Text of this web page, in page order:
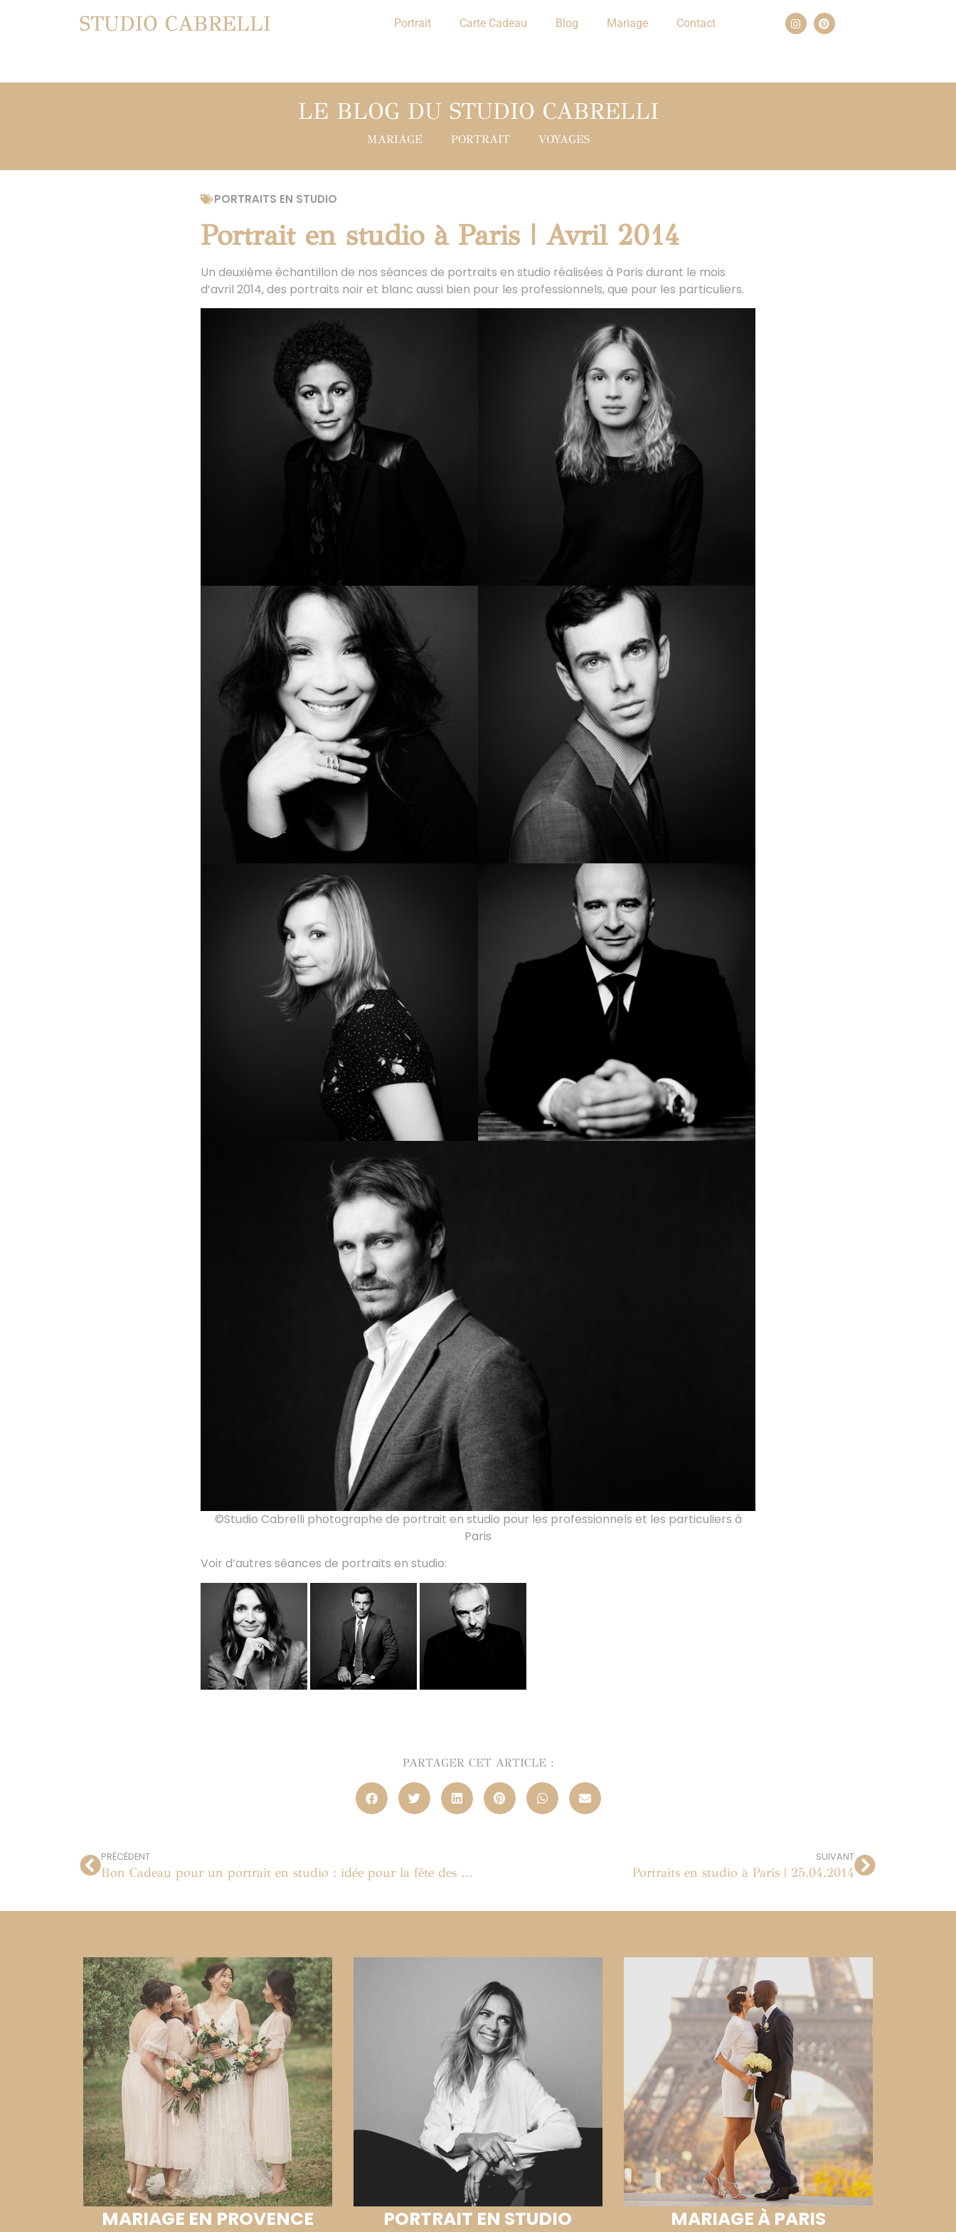
STUDIO CABRELLI Portrait Carte Cadeau Blog Mariage Contact
LE BLOG DU STUDIO CABRELLI
MARIAGE PORTRAIT VOYAGES
PORTRAITS EN STUDIO
Portrait en studio à Paris | Avril 2014
Un deuxième échantillon de nos séances de portraits en studio réalisées à Paris durant le mois
d’avril 2014, des portraits noir et blanc aussi bien pour les professionnels, que pour les particuliers.
©Studio Cabrelli photographe de portrait en studio pour les professionnels et les particuliers à
Paris
Voir d’autres séances de portraits en studio:
PARTAGER CET ARTICLE :
PRÉCÉDENT
Bon Cadeau pour un portrait en studio : idée pour la fête des mères
SUIVANT
Portraits en studio à Paris | 25.04.2014
MARIAGE EN PROVENCE PORTRAIT EN STUDIO MARIAGE À PARIS